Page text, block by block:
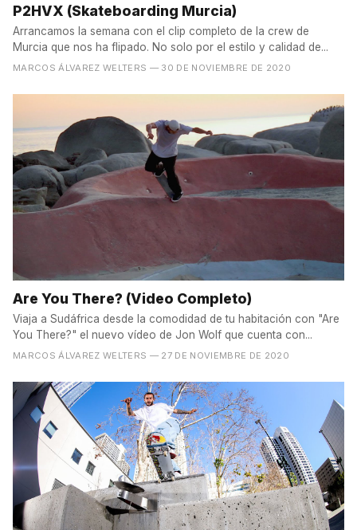
P2HVX (Skateboarding Murcia)
Arrancamos la semana con el clip completo de la crew de
Murcia que nos ha flipado. No solo por el estilo y calidad de...
MARCOS ÁLVAREZ WELTERS — 30 DE NOVIEMBRE DE 2020
Are You There? (Video Completo)
Viaja a Sudáfrica desde la comodidad de tu habitación con "Are
You There?" el nuevo vídeo de Jon Wolf que cuenta con...
MARCOS ÁLVAREZ WELTERS — 27 DE NOVIEMBRE DE 2020